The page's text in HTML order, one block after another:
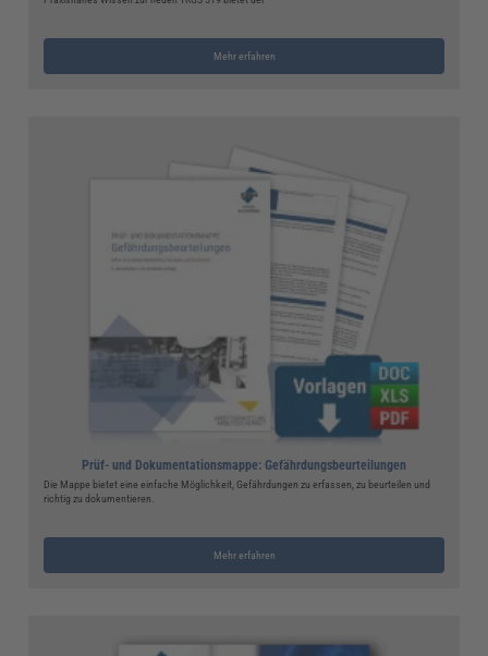
Mehr erfahren
Prüf- und Dokumentationsmappe: Gefährdungsbeurteilungen
Die Mappe bietet eine einfache Möglichkeit, Gefährdungen zu erfassen, zu beurteilen und
richtig zu dokumentieren.
Mehr erfahren